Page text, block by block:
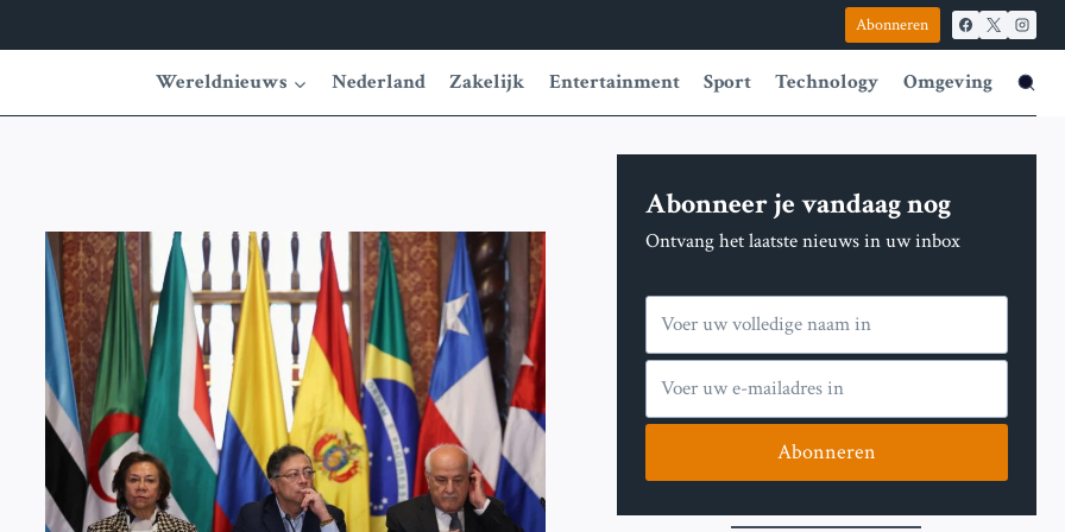
Abonneren
Wereldnieuws Nederland Zakelijk Entertainment Sport Technology Omgeving
Abonneer je vandaag nog
Ontvang het laatste nieuws in uw inbox
Abonneren